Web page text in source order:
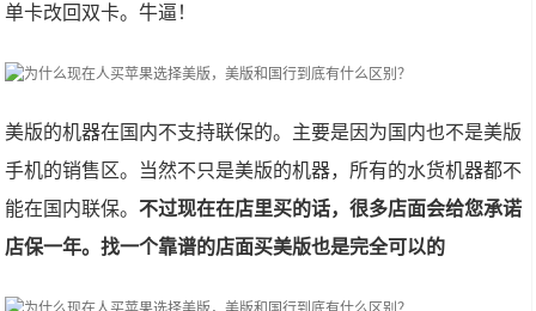
单卡改回双卡。牛逼！
美版的机器在国内不支持联保的。主要是因为国内也不是美版
手机的销售区。当然不只是美版的机器，所有的水货机器都不
能在国内联保。不过现在在店里买的话，很多店面会给您承诺
店保一年。找一个靠谱的店面买美版也是完全可以的